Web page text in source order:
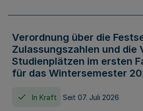
Verordnung über die
Zulassungszahlen und die
Studienplätzen im ersten
für das Wintersemester
In Kraft Seit 07. Juli 2026